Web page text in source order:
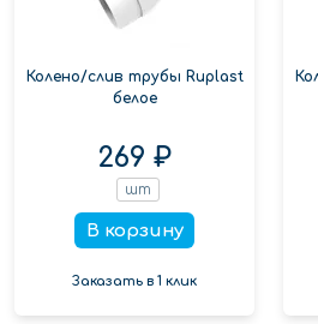
Колено/слив трубы Ruplast
белое
269 ₽
шт
В корзину
Заказать в 1 клик